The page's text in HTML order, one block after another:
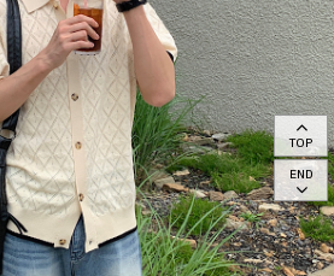
TOP
END